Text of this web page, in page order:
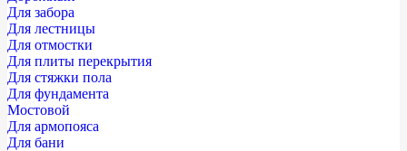
Для забора
Для лестницы
Для отмостки
Для плиты перекрытия
Для стяжки пола
Для фундамента
Мостовой
Для армопояса
Для бани